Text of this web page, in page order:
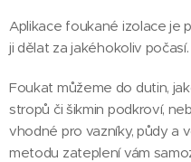
Aplikace foukané izolace je
ji dělat za jakéhokoliv počasí.
Foukat můžeme do dutin,
stropů či šikmin podkroví,
vhodné pro vazníky, půdy a
metodu zateplení vám